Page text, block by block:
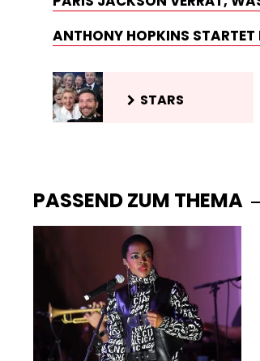
ANTHONY HOPKINS STARTET
STARS
PASSEND ZUM THEMA